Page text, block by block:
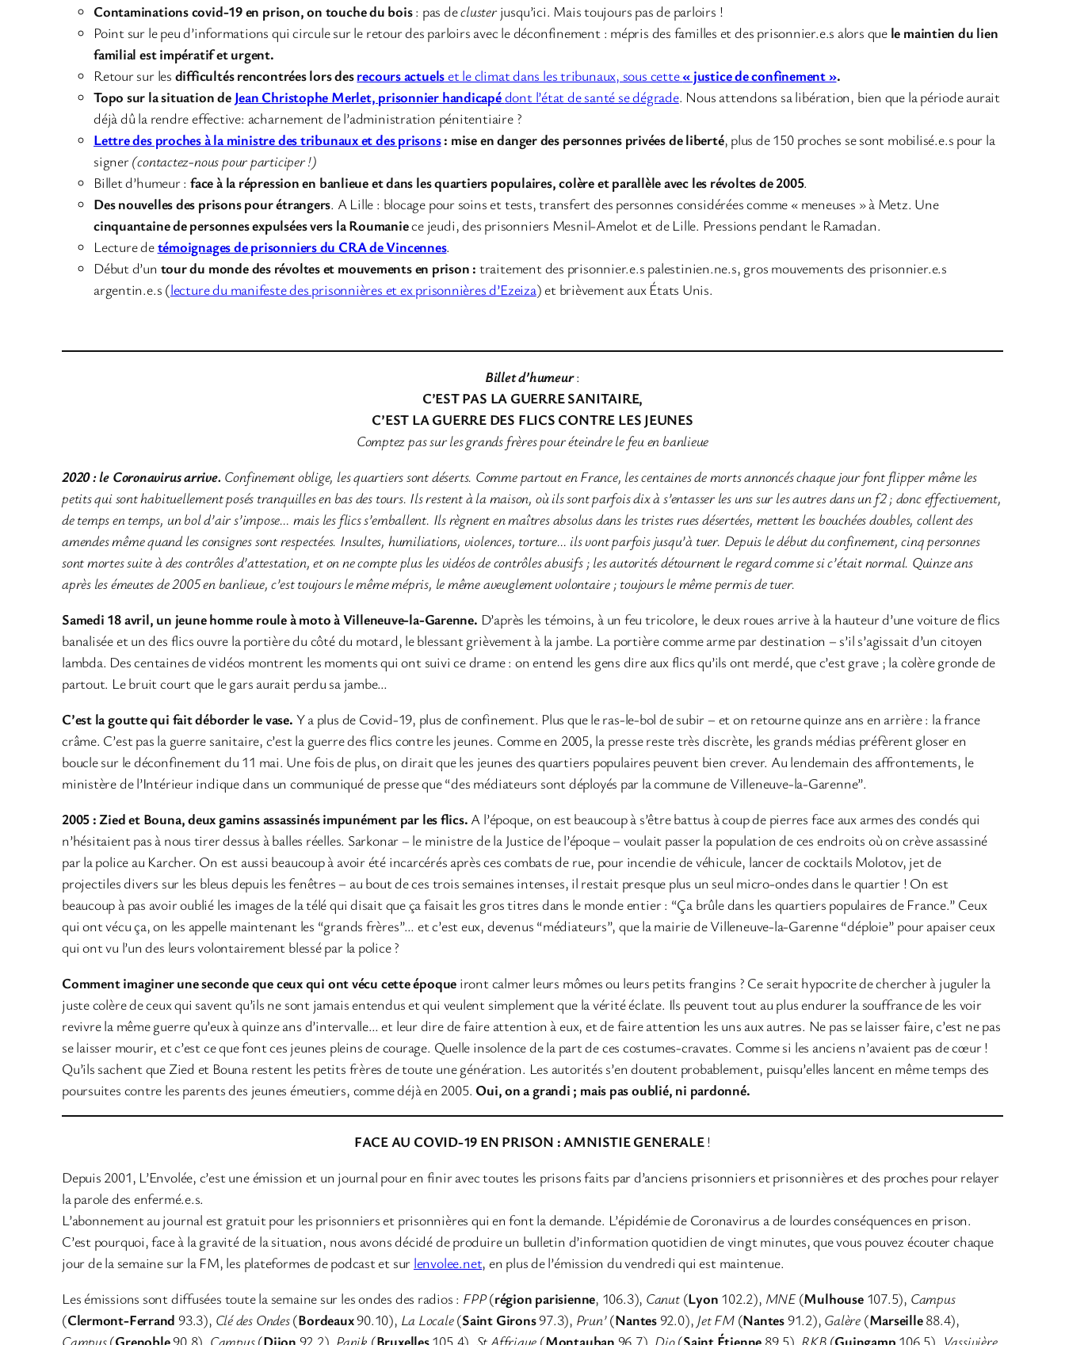
Contaminations covid-19 en prison, on touche du bois: pas declusterjusqu’ici. Mais toujours pas de parloirs !
Point sur le peu d’informations qui circule sur le retour des parloirs avec le déconfinement : mépris des familles et des prisonnier.e.s alors que le maintien du lien
familial est impératif et urgent.
Retour sur les difficultés rencontrées lors desrecours actuelset le climat dans les tribunaux, sous cette« justice de confinement ».
Topo sur la situation de Jean Christophe Merlet, prisonnier handicapédont l’état de santé se dégrade. Nous attendons sa libération, bien que la période aurait
déjà dû la rendre effective: acharnement de l’administration pénitentiaire ?
Lettre des proches à la ministre des tribunaux et des prisons: mise en danger des personnes privées de liberté, plus de 150 proches se sont mobilisé.e.s pour la
signer(contactez-nous pour participer !)
Billet d’humeur :face à la répression en banlieue et dans les quartiers populaires, colère et parallèle avec les révoltes de 2005.
Des nouvelles des prisons pour étrangers. A Lille : blocage pour soins et tests, transfert des personnes considérées comme « meneuses » à Metz. Une
cinquantaine de personnes expulsées vers la Roumaniece jeudi, des prisonniers Mesnil-Amelot et de Lille. Pressions pendant le Ramadan.
Lecture detémoignages de prisonniers du CRA de Vincennes.
Début d’un tour du monde des révoltes et mouvements en prison : traitement des prisonnier.e.s palestinien.ne.s, gros mouvements des prisonnier.e.s
argentin.e.s (lecture du manifeste des prisonnières et ex prisonnières d’Ezeiza) et brièvement aux États Unis.
Billet d’humeur:
C’EST PAS LA GUERRE SANITAIRE,
C’EST LA GUERRE DES FLICS CONTRE LES JEUNES
Comptez pas sur les grands frères pour éteindre le feu en banlieue
2020 : le Coronavirus arrive. Confinement oblige, les quartiers sont déserts. Comme partout en France, les centaines de morts annoncés chaque jour font flipper même les
petits qui sont habituellement posés tranquilles en bas des tours. Ils restent à la maison, où ils sont parfois dix à s’entasser les uns sur les autres dans un f2 ; donc effectivement,
de temps en temps, un bol d’air s’impose… mais les flics s’emballent. Ils règnent en maîtres absolus dans les tristes rues désertées, mettent les bouchées doubles, collent des
amendes même quand les consignes sont respectées. Insultes, humiliations, violences, torture… ils vont parfois jusqu’à tuer. Depuis le début du confinement, cinq personnes
sont mortes suite à des contrôles d’attestation, et on ne compte plus les vidéos de contrôles abusifs ; les autorités détournent le regard comme si c’était normal. Quinze ans
après les émeutes de 2005 en banlieue, c’est toujours le même mépris, le même aveuglement volontaire ; toujours le même permis de tuer.
Samedi 18 avril, un jeune homme roule à moto à Villeneuve-la-Garenne. D’après les témoins, à un feu tricolore, le deux roues arrive à la hauteur d’une voiture de flics
banalisée et un des flics ouvre la portière du côté du motard, le blessant grièvement à la jambe. La portière comme arme par destination – s’il s’agissait d’un citoyen
lambda. Des centaines de vidéos montrent les moments qui ont suivi ce drame : on entend les gens dire aux flics qu’ils ont merdé, que c’est grave ; la colère gronde de
partout. Le bruit court que le gars aurait perdu sa jambe…
C’est la goutte qui fait déborder le vase. Y a plus de Covid-19, plus de confinement. Plus que le ras-le-bol de subir – et on retourne quinze ans en arrière : la france
crâme. C’est pas la guerre sanitaire, c’est la guerre des flics contre les jeunes. Comme en 2005, la presse reste très discrète, les grands médias préfèrent gloser en
boucle sur le déconfinement du 11 mai. Une fois de plus, on dirait que les jeunes des quartiers populaires peuvent bien crever. Au lendemain des affrontements, le
ministère de l’Intérieur indique dans un communiqué de presse que “des médiateurs sont déployés par la commune de Villeneuve-la-Garenne”.
2005 : Zied et Bouna, deux gamins assassinés impunément par les flics. A l’époque, on est beaucoup à s’être battus à coup de pierres face aux armes des condés qui
n’hésitaient pas à nous tirer dessus à balles réelles. Sarkonar – le ministre de la Justice de l’époque – voulait passer la population de ces endroits où on crève assassiné
par la police au Karcher. On est aussi beaucoup à avoir été incarcérés après ces combats de rue, pour incendie de véhicule, lancer de cocktails Molotov, jet de
projectiles divers sur les bleus depuis les fenêtres – au bout de ces trois semaines intenses, il restait presque plus un seul micro-ondes dans le quartier ! On est
beaucoup à pas avoir oublié les images de la télé qui disait que ça faisait les gros titres dans le monde entier : “Ça brûle dans les quartiers populaires de France.” Ceux
qui ont vécu ça, on les appelle maintenant les “grands frères”… et c’est eux, devenus “médiateurs”, que la mairie de Villeneuve-la-Garenne “déploie” pour apaiser ceux
qui ont vu l’un des leurs volontairement blessé par la police ?
Comment imaginer une seconde que ceux qui ont vécu cette époque iront calmer leurs mômes ou leurs petits frangins ? Ce serait hypocrite de chercher à juguler la
juste colère de ceux qui savent qu’ils ne sont jamais entendus et qui veulent simplement que la vérité éclate. Ils peuvent tout au plus endurer la souffrance de les voir
revivre la même guerre qu’eux à quinze ans d’intervalle… et leur dire de faire attention à eux, et de faire attention les uns aux autres. Ne pas se laisser faire, c’est ne pas
se laisser mourir, et c’est ce que font ces jeunes pleins de courage. Quelle insolence de la part de ces costumes-cravates. Comme si les anciens n’avaient pas de cœur !
Qu’ils sachent que Zied et Bouna restent les petits frères de toute une génération. Les autorités s’en doutent probablement, puisqu’elles lancent en même temps des
poursuites contre les parents des jeunes émeutiers, comme déjà en 2005. Oui, on a grandi ; mais pas oublié, ni pardonné.
FACE AU COVID-19 EN PRISON : AMNISTIE GENERALE!
Depuis 2001, L’Envolée, c’est une émission et un journal pour en finir avec toutes les prisons faits par d’anciens prisonniers et prisonnières et des proches pour relayer
la parole des enfermé.e.s.
L’abonnement au journal est gratuit pour les prisonniers et prisonnières qui en font la demande. L’épidémie de Coronavirus a de lourdes conséquences en prison.
C’est pourquoi, face à la gravité de la situation, nous avons décidé de produire un bulletin d’information quotidien de vingt minutes, que vous pouvez écouter chaque
jour de la semaine sur la FM, les plateformes de podcast et sur lenvolee.net, en plus de l’émission du vendredi qui est maintenue.
Les émissions sont diffusées toute la semaine sur les ondes des radios : FPP(région parisienne, 106.3), Canut (Lyon 102.2), MNE (Mulhouse 107.5), Campus
(Clermont-Ferrand 93.3), Clé des Ondes(Bordeaux90.10), La Locale(Saint Girons97.3), Prun’(Nantes92.0), Jet FM(Nantes 91.2), Galère (Marseille88.4),
Campus(Grenoble90.8), Campus(Dijon 92.2), Panik (Bruxelles105.4), St Affrique (Montauban 96.7), Dio(Saint Étienne 89.5), RKB (Guingamp 106.5), Vassivière